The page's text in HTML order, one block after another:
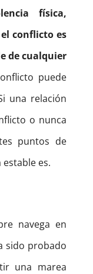
física,
conflicto es
de cualquier
puede
una relación
o nunca
puntos de
es.
navega en
sido probado
una marea